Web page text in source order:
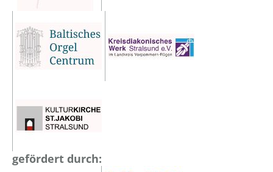
gefördert durch: